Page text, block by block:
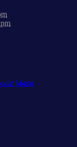
Mapa